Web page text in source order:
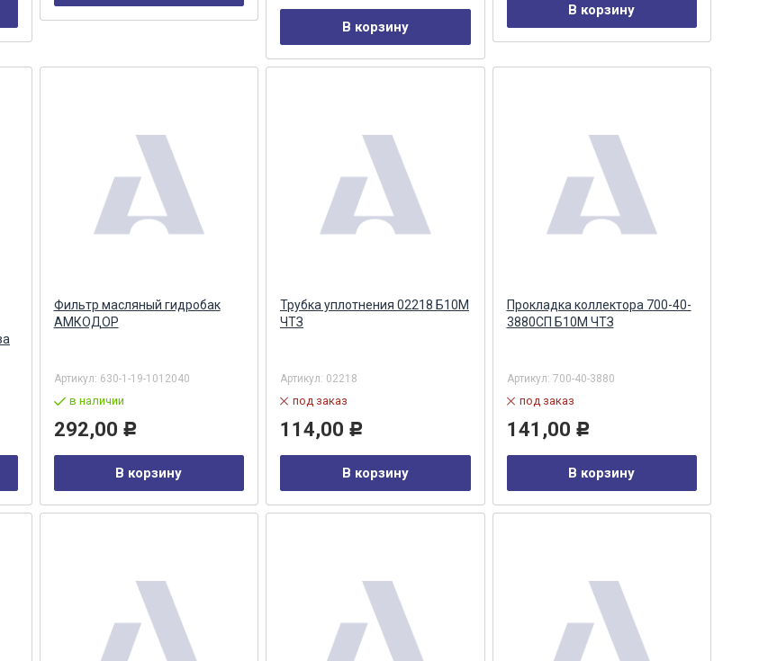
В корзину
В корзину
Фильтр масляный гидробак
АМКОДОР
Артикул: 630-1-19-1012040
в наличии
292,00 Р
В корзину
Трубка уплотнения 02218 Б10М
ЧТЗ
Артикул: 02218
под заказ
114,00 Р
В корзину
Прокладка коллектора 700-40-
3880СП Б10М ЧТЗ
Артикул: 700-40-3880
под заказ
141,00 Р
В корзину